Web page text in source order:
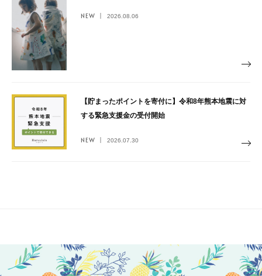
NEW 2026.08.06
【貯まったポイントを寄付に】令和8年熊本地震に対
する緊急支援金の受付開始
NEW 2026.07.30